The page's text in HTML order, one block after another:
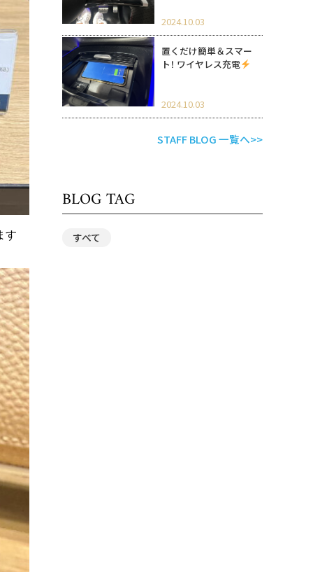
す
2024.10.03
置くだけ簡単＆スマー
ト！ ワイヤレス充電
2024.10.03
STAFF BLOG 一覧へ>>
BLOG TAG
すべて